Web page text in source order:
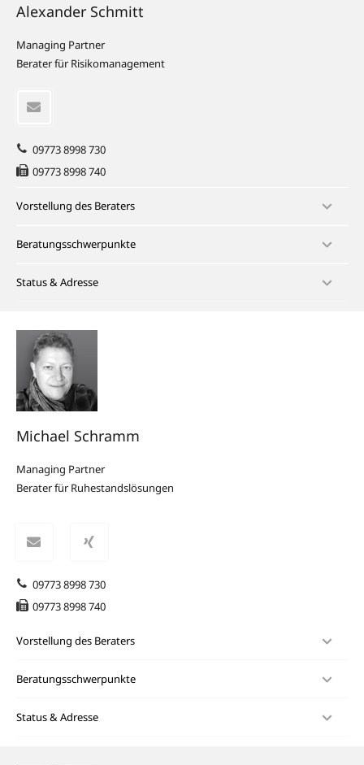
Alexander Schmitt
Managing Partner
Berater für Risikomanagement
09773 8998 730
09773 8998 740
Vorstellung des Beraters
Beratungsschwerpunkte
Status & Adresse
Michael Schramm
Managing Partner
Berater für Ruhestandslösungen
09773 8998 730
09773 8998 740
Vorstellung des Beraters
Beratungsschwerpunkte
Status & Adresse